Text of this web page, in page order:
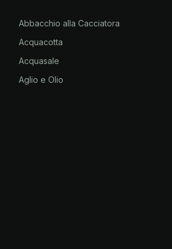
Abbacchio alla Cacciatora
Acquacotta
Acquasale
Aglio e Olio